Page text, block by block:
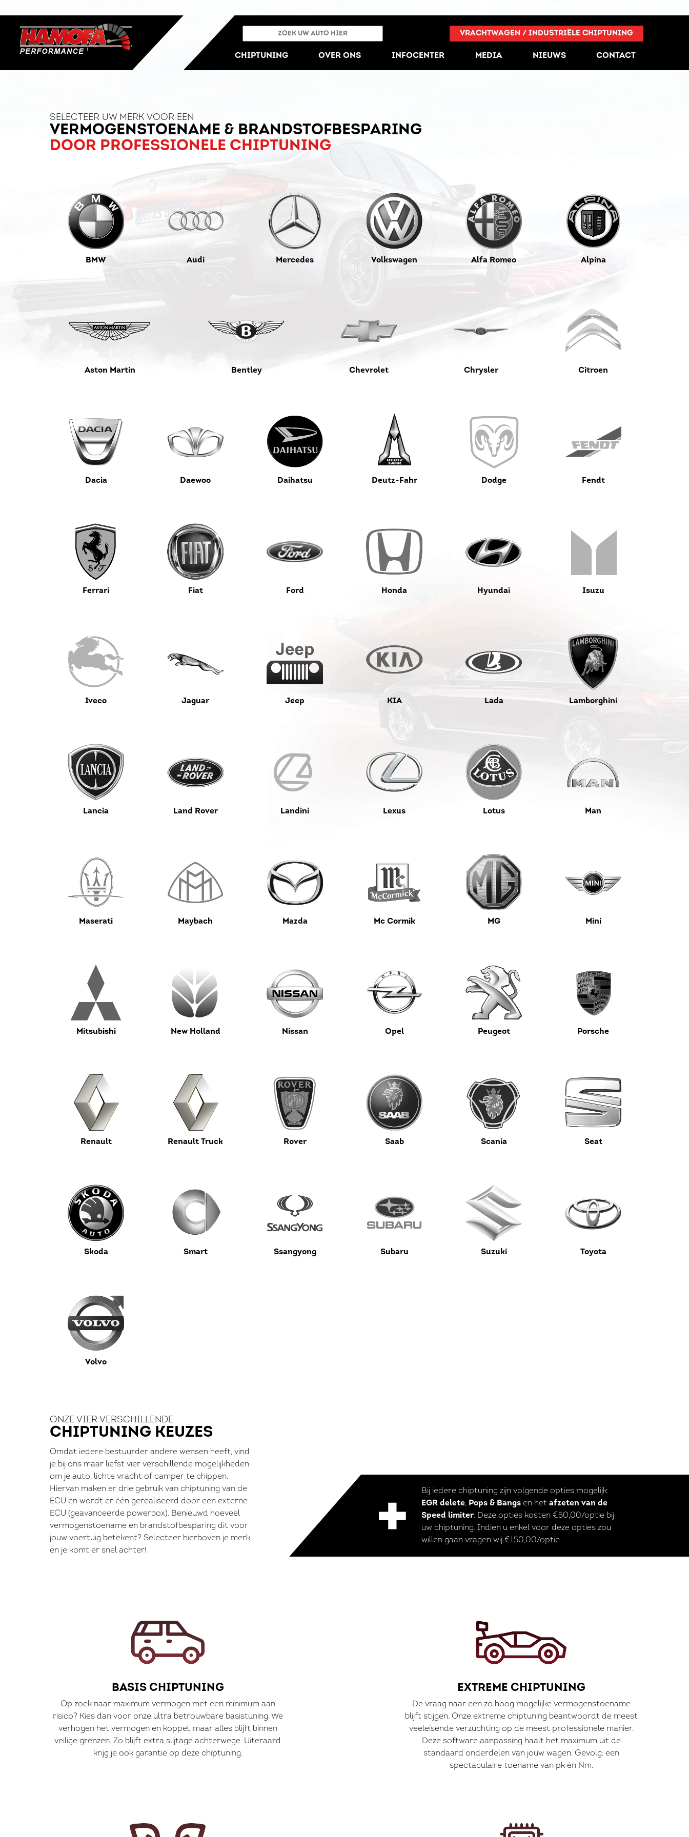
VRACHTWAGEN / INDUSTRIËLE CHIPTUNING
CHIPTUNING OVER ONS INFOCENTER MEDIA NIEUWS CONTACT
SELECTEER UW MERK VOOR EEN
VERMOGENSTOENAME & BRANDSTOFBESPARING
DOOR PROFESSIONELE CHIPTUNING
BMW Audi Mercedes Volkswagen Alfa Romeo Alpina
Aston Martin Bentley Chevrolet Chrysler Citroen
Dacia Daewoo Daihatsu Deutz-Fahr Dodge Fendt
Ferrari Fiat Ford Honda Hyundai Isuzu
Iveco Jaguar Jeep KIA Lada Lamborghini
Lancia Land Rover Landini Lexus Lotus Man
Maserati Maybach Mazda Mc Cormik MG Mini
Mitsubishi New Holland Nissan Opel Peugeot Porsche
Renault Renault Truck Rover Saab Scania Seat
Skoda Smart Ssangyong Subaru Suzuki Toyota
Volvo
ONZE VIER VERSCHILLENDE
CHIPTUNING KEUZES
Omdat iedere bestuurder andere wensen heeft, vind
je bij ons maar liefst vier verschillende mogelijkheden
om je auto, lichte vracht of camper te chippen.
Hiervan maken er drie gebruik van chiptuning van de
ECU en wordt er één gerealiseerd door een externe
ECU (geavanceerde powerbox). Benieuwd hoeveel
vermogenstoename en brandstofbesparing dit voor
jouw voertuig betekent? Selecteer hierboven je merk
en je komt er snel achter!
Bij iedere chiptuning zijn volgende opties mogelijk:
EGR delete, Pops & Bangsen het afzeten van de
Speed limiter. Deze opties kosten €50,00/optie bij
uw chiptuning. Indien u enkel voor deze opties zou
willen gaan vragen wij €150,00/optie.
BASIS CHIPTUNING
Op zoek naar maximum vermogen met een minimum aan
risico? Kies dan voor onze ultra betrouwbare basistuning. We
verhogen het vermogen en koppel, maar alles blijft binnen
veilige grenzen. Zo blijft extra slijtage achterwege. Uiteraard
krijg je ook garantie op deze chiptuning.
EXTREME CHIPTUNING
De vraag naar een zo hoog mogelijke vermogenstoename
blijft stijgen. Onze extreme chiptuning beantwoordt de meest
veeleisende verzuchting op de meest professionele manier.
Deze software aanpassing haalt het maximum uit de
standaard onderdelen van jouw wagen. Gevolg: een
spectaculaire toename van pk én Nm.